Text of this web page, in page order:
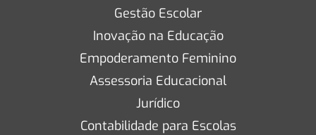
Gestão Escolar
Inovação na Educação
Empoderamento Feminino
Assessoria Educacional
Jurídico
Contabilidade para Escolas